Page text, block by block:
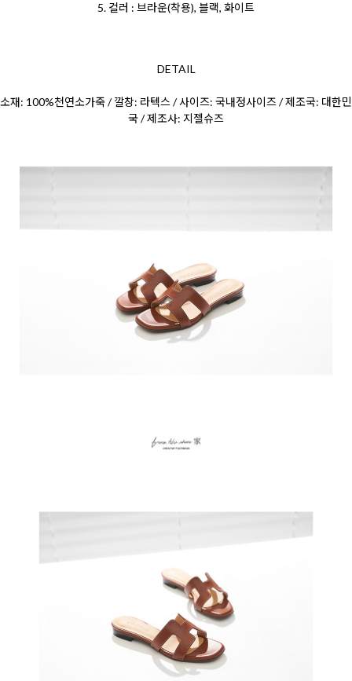
5. 컬러 : 브라운(착용), 블랙, 화이트
DETAIL
소재: 100%천연소가죽 / 깔창: 라텍스 / 사이즈: 국내정사이즈 / 제조국: 대한민
국 / 제조사: 지젤슈즈